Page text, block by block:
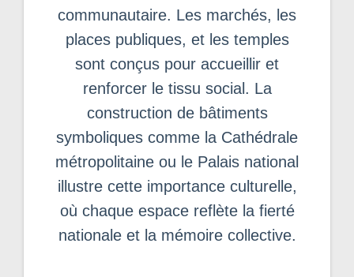
communautaire. Les marchés, les
places publiques, et les temples
sont conçus pour accueillir et
renforcer le tissu social. La
construction de bâtiments
symboliques comme la Cathédrale
métropolitaine ou le Palais national
illustre cette importance culturelle,
où chaque espace reflète la fierté
nationale et la mémoire collective.